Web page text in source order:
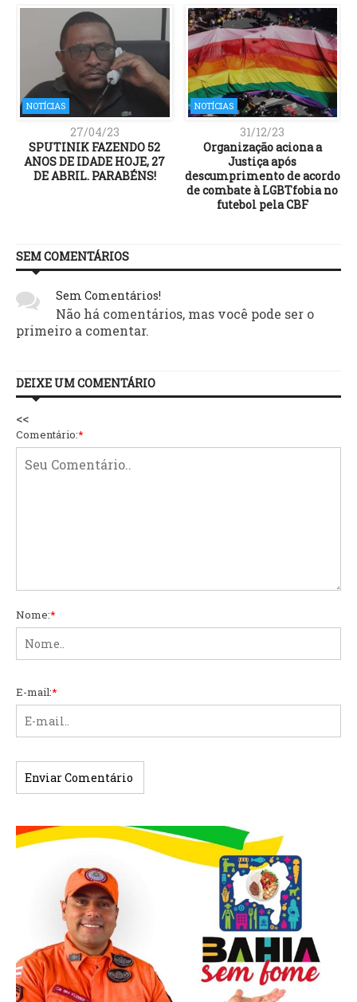
NOTÍCIAS
27/04/23
SPUTINIK FAZENDO 52
ANOS DE IDADE HOJE, 27
DE ABRIL. PARABÉNS!
NOTÍCIAS
31/12/23
Organização aciona a
Justiça após
descumprimento de acordo
de combate à LGBTfobia no
futebol pela CBF
SEM COMENTÁRIOS
Sem Comentários!
Não há comentários, mas você pode ser o
primeiro a comentar.
DEIXE UM COMENTÁRIO
<<
Comentário:*
Nome:*
E-mail:*